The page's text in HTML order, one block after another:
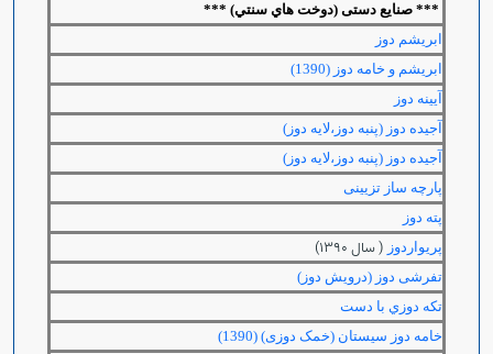
*** صنایع دستی (دوخت هاي سنتي) ***
ابریشم دوز
ابریشم و خامه دوز (1390)
آیینه دوز
آجیده دوز (پنبه دوز،لایه دوز)
آجیده دوز (پنبه دوز،لایه دوز)
پارچه ساز تزیینی
پته دوز
پریواردوز ( سال 1390)
تفرشی دوز (درویش دوز)
تکه دوزي با دست
خامه دوز سیستان (خمک دوزی) (1390)